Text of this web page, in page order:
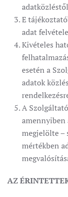
E
adat
Kivételes
esetén a
adatok
A
amennyiben
megjelölte –
mértékben
AZ